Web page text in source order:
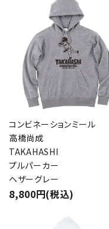
コンビネーションミール
高橋尚成
TAKAHASHI
プルパーカー
ヘザーグレー
8,800円(税込)